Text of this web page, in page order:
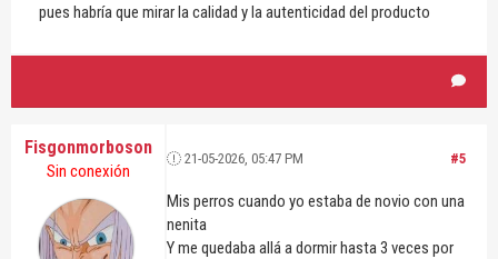
pues habría que mirar la calidad y la autenticidad del producto
Fisgonmorboson
Sin conexión
#5
21-05-2026, 05:47 PM
Mis perros cuando yo estaba de novio con una
nenita
Y me quedaba allá a dormir hasta 3 veces por